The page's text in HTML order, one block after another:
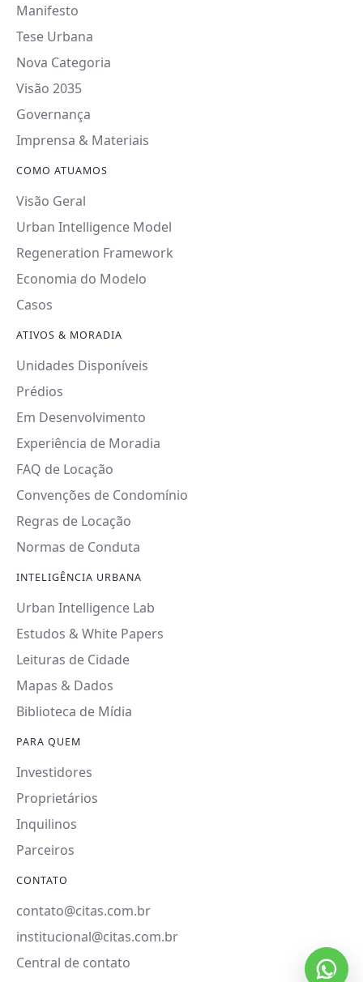
Manifesto
Tese Urbana
Nova Categoria
Visão 2035
Governança
Imprensa & Materiais
COMO ATUAMOS
Visão Geral
Urban Intelligence Model
Regeneration Framework
Economia do Modelo
Casos
ATIVOS & MORADIA
Unidades Disponíveis
Prédios
Em Desenvolvimento
Experiência de Moradia
FAQ de Locação
Convenções de Condomínio
Regras de Locação
Normas de Conduta
INTELIGÊNCIA URBANA
Urban Intelligence Lab
Estudos & White Papers
Leituras de Cidade
Mapas & Dados
Biblioteca de Mídia
PARA QUEM
Investidores
Proprietários
Inquilinos
Parceiros
CONTATO
contato@citas.com.br
institucional@citas.com.br
Central de contato